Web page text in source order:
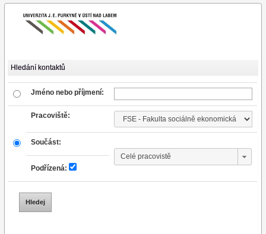
Hledání kontaktů
Jméno nebo příjmení:
Pracoviště:
Součást:
Podřízená: